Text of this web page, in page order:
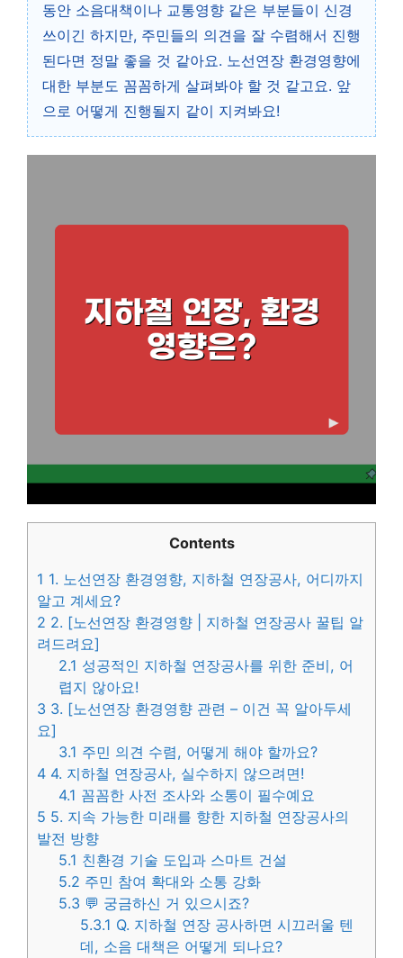
동안 소음대책이나 교통영향 같은 부분들이 신경
쓰이긴 하지만, 주민들의 의견을 잘 수렴해서 진행
된다면 정말 좋을 것 같아요. 노선연장 환경영향에
대한 부분도 꼼꼼하게 살펴봐야 할 것 같고요. 앞
으로 어떻게 진행될지 같이 지켜봐요!
Contents
1 1. 노선연장 환경영향, 지하철 연장공사, 어디까지
알고 계세요?
2 2. [노선연장 환경영향 | 지하철 연장공사 꿀팁 알
려드려요]
2.1 성공적인 지하철 연장공사를 위한 준비, 어
렵지 않아요!
3 3. [노선연장 환경영향 관련 – 이건 꼭 알아두세
요]
3.1 주민 의견 수렴, 어떻게 해야 할까요?
4 4. 지하철 연장공사, 실수하지 않으려면!
4.1 꼼꼼한 사전 조사와 소통이 필수예요
5 5. 지속 가능한 미래를 향한 지하철 연장공사의
발전 방향
5.1 친환경 기술 도입과 스마트 건설
5.2 주민 참여 확대와 소통 강화
5.3 💬 궁금하신 거 있으시죠?
5.3.1 Q. 지하철 연장 공사하면 시끄러울 텐
데, 소음 대책은 어떻게 되나요?